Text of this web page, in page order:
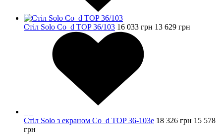
Стіл Solo Co_d TOP 36/103 16 033 грн 13 629 грн
Стіл Solo з екраном Co_d TOP 36-103e 18 326 грн 15 578
грн